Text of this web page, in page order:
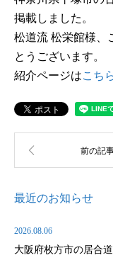
掲載しました。
松道流 松栄館様、
とうございます。
紹介ページはこち
最近のお知らせ
2026.08.06
大阪府枚方市の居合